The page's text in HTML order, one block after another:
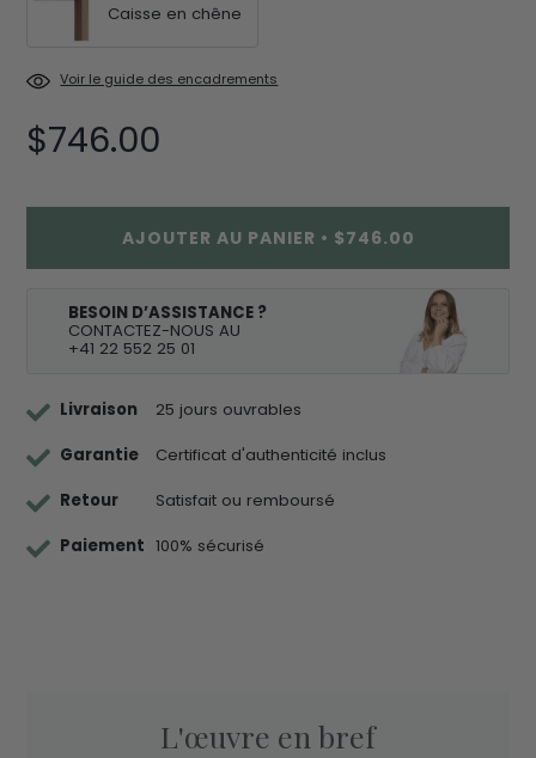
Caisse en chêne
Voir le guide des encadrements
$746.00
AJOUTER AU PANIER • $746.00
BESOIN D’ASSISTANCE ?
CONTACTEZ-NOUS AU
+41 22 552 25 01
Livraison
25 jours ouvrables
Garantie
Certificat d'authenticité inclus
Retour
Satisfait ou remboursé
Paiement 100% sécurisé
L'œuvre en bref